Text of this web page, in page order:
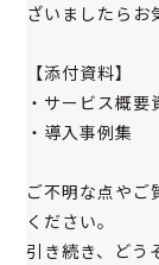
ざいましたらお
【添付資料】
・サービス概要
・導入事例集
ご不明な点やご
ください。
引き続き、どう